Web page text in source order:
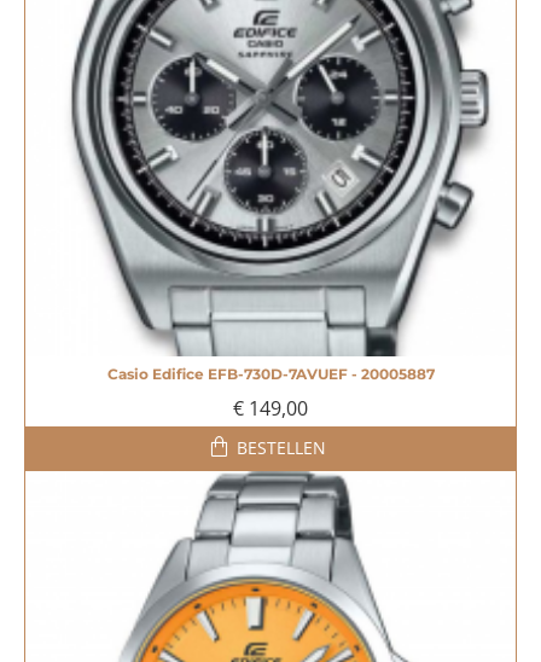
Casio Edifice EFB-730D-7AVUEF - 20005887
€ 149,00
BESTELLEN